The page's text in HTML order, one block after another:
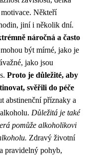
Někteří
jiní i několik dní.
náročná a často
být mírné, jako je
jako jsou
Proto je důležité, aby
svěřili do péče
abstinenční příznaky a
Důležitá je také
pomůže alkoholikovi
Zdravý životní
pravidelný pohyb,